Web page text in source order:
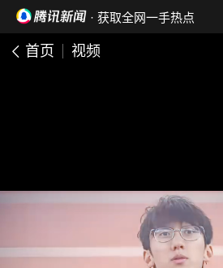
· 获取全网一手热点
首页 视频